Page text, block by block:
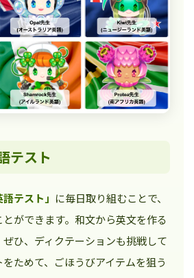
テスト
テスト」 に毎日取り組むことで、
ができます。和文から英文を作る
ひ、ディクテーションも挑戦して
ためて、ごほうびアイテムを狙う